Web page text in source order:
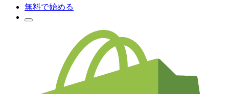
無料で始める